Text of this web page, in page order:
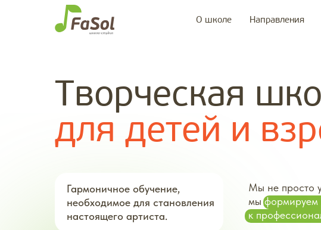
О школе Направления
Творческая
для детей и
Мы не просто
мыформируем
к
Гармоничное обучение,
необходимое для становления
настоящего артиста.